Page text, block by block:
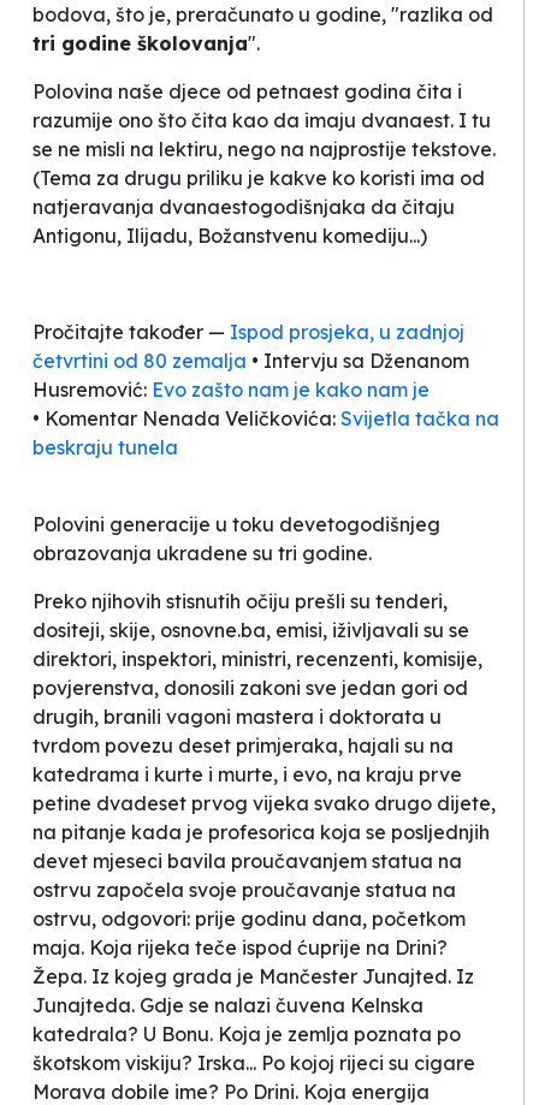
bodova, što je, preračunato u godine, "razlika od
tri godine školovanja".
Polovina naše djece od petnaest godina čita i
razumije ono što čita kao da imaju dvanaest. I tu
se ne misli na lektiru, nego na najprostije tekstove.
(Tema za drugu priliku je kakve ko koristi ima od
natjeravanja dvanaestogodišnjaka da čitaju
Antigonu, Ilijadu, Božanstvenu komediju...)
Pročitajte također — Ispod prosjeka, u zadnjoj
četvrtini od 80 zemalja • Intervju sa Dženanom
Husremović: Evo zašto nam je kako nam je
• Komentar Nenada Veličkovića: Svijetla tačka na
beskraju tunela
Polovini generacije u toku devetogodišnjeg
obrazovanja ukradene su tri godine.
Preko njihovih stisnutih očiju prešli su tenderi,
dositeji, skije, osnovne.ba, emisi, iživljavali su se
direktori, inspektori, ministri, recenzenti, komisije,
povjerenstva, donosili zakoni sve jedan gori od
drugih, branili vagoni mastera i doktorata u
tvrdom povezu deset primjeraka, hajali su na
katedrama i kurte i murte, i evo, na kraju prve
petine dvadeset prvog vijeka svako drugo dijete,
na pitanje kada je profesorica koja se posljednjih
devet mjeseci bavila proučavanjem statua na
ostrvu započela svoje proučavanje statua na
ostrvu, odgovori: prije godinu dana, početkom
maja. Koja rijeka teče ispod ćuprije na Drini?
Žepa. Iz kojeg grada je Mančester Junajted. Iz
Junajteda. Gdje se nalazi čuvena Kelnska
katedrala? U Bonu. Koja je zemlja poznata po
škotskom viskiju? Irska... Po kojoj rijeci su cigare
Morava dobile ime? Po Drini. Koja energija